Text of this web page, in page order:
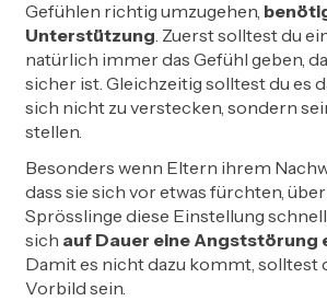
Gefühlen richtig umzugehen,
Unterstützung . Zuerst solltest du
natürlich immer das Gefühl geben,
sicher ist. Gleichzeitig solltest du es
sich nicht zu verstecken, sondern
stellen.
Besonders wenn Eltern ihrem
dass sie sich vor etwas fürchten,
Sprösslinge diese Einstellung
sich auf Dauer eine Angststörung
Damit es nicht dazu kommt, solltest
Vorbild sein.